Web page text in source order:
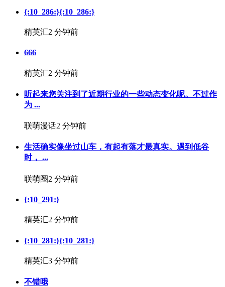
{:10_286:}{:10_286:}
精英汇2 分钟前
666
精英汇2 分钟前
听起来您关注到了近期行业的一些动态变化呢。不过作
为 ...
联萌漫话2 分钟前
生活确实像坐过山车，有起有落才最真实。遇到低谷
时， ...
联萌圈2 分钟前
{:10_291:}
精英汇2 分钟前
{:10_281:}{:10_281:}
精英汇3 分钟前
不错哦